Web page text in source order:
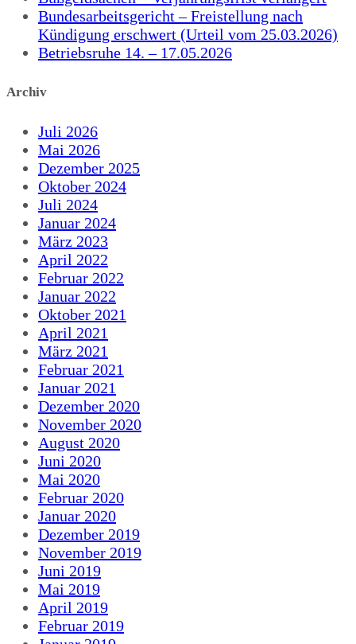
Bundesarbeitsgericht – Freistellung nach
Kündigung erschwert (Urteil vom 25.03.2026)
Betriebsruhe 14. – 17.05.2026
Archiv
Juli 2026
Mai 2026
Dezember 2025
Oktober 2024
Juli 2024
Januar 2024
März 2023
April 2022
Februar 2022
Januar 2022
Oktober 2021
April 2021
März 2021
Februar 2021
Januar 2021
Dezember 2020
November 2020
August 2020
Juni 2020
Mai 2020
Februar 2020
Januar 2020
Dezember 2019
November 2019
Juni 2019
Mai 2019
April 2019
Februar 2019